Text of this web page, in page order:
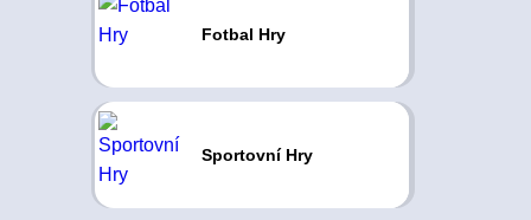
Fotbal Hry
Sportovní Hry